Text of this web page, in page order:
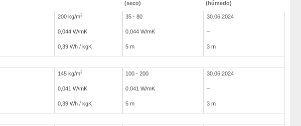
(seco)
(húmedo)
200 kg/m3 35 - 80 30.06.2024
0,044 W/mK 0,044 W/mK –
0,39 Wh / kgK 5 m 3 m
145 kg/m3 100 - 200 30.06.2024
0,041 W/mK 0,041 W/mK –
0,39 Wh / kgK 5 m 3 m